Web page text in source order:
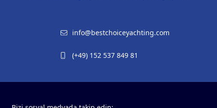
info@bestchoiceyachting.com
(+49) 152 537 849 81